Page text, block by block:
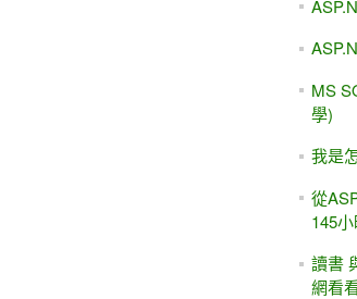
MS
學)
我是
從
145
讀書
網看